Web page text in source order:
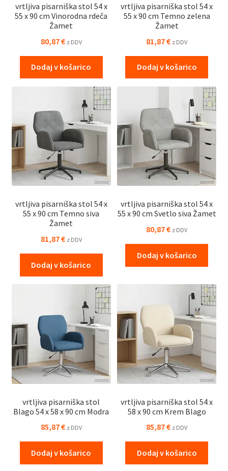
vrtljiva pisarniška stol 54 x
55 x 90 cm Vinorodna rdeča
Žamet
80,87€ z DDV
Dodaj v košarico
vrtljiva pisarniška stol 54 x
55 x 90 cm Temno zelena
Žamet
81,87€ z DDV
Dodaj v košarico
vrtljiva pisarniška stol 54 x
55 x 90 cm Temno siva
Žamet
81,87€ z DDV
Dodaj v košarico
vrtljiva pisarniška stol 54 x
55 x 90 cm Svetlo siva Žamet
80,87€ z DDV
Dodaj v košarico
vrtljiva pisarniška stol
Blago 54 x 58 x 90 cm Modra
85,87€ z DDV
Dodaj v košarico
vrtljiva pisarniška stol 54 x
58 x 90 cm Krem Blago
85,87€ z DDV
Dodaj v košarico